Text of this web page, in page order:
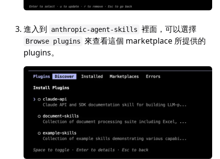
進入到 anthropic-agent-skills 裡面，可以選擇
Browse plugins 來查看這個 marketplace 所提供的
plugins。